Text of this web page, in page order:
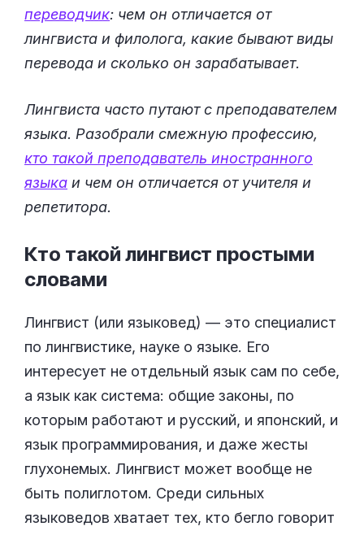
переводчик: чем он отличается от
лингвиста и филолога, какие бывают виды
перевода и сколько он зарабатывает.
Лингвиста часто путают с преподавателем
языка. Разобрали смежную профессию,
кто такой преподаватель иностранного
языка и чем он отличается от учителя и
репетитора.
Кто такой лингвист простыми
словами
Лингвист (или языковед) — это специалист
по лингвистике, науке о языке. Его
интересует не отдельный язык сам по себе,
а язык как система: общие законы, по
которым работают и русский, и японский, и
язык программирования, и даже жесты
глухонемых. Лингвист может вообще не
быть полиглотом. Среди сильных
языковедов хватает тех, кто бегло говорит